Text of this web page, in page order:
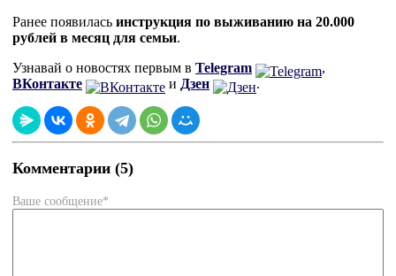
Ранее появилась инструкция по выживанию на 20.000
рублей в месяц для семьи.
Узнавай о новостях первым в Telegram
,
ВКонтакте
и Дзен .
Комментарии (5)
Ваше сообщение*